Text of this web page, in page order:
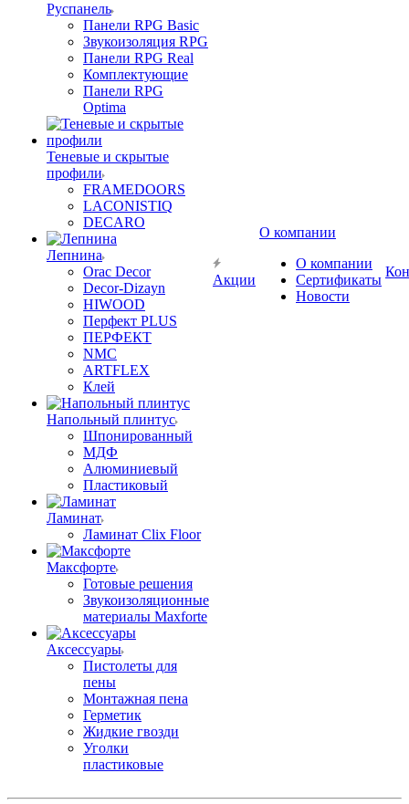
Руспанель
Панели RPG Basic
Звукоизоляция RPG
Панели RPG Real
Комплектующие
Панели RPG
Optima
Теневые и скрытые
профили
FRAMEDOORS
LACONISTIQ
DECARO
Лепнина
Orac Decor
Decor-Dizayn
HIWOOD
Перфект PLUS
ПЕРФЕКТ
NMC
ARTFLEX
Клей
Напольный плинтус
Шпонированный
МДФ
Алюминиевый
Пластиковый
Ламинат
Ламинат Clix Floor
Максфорте
Готовые решения
Звукоизоляционные
материалы Maxforte
Аксессуары
Пистолеты для
пены
Монтажная пена
Герметик
Жидкие гвозди
Уголки
пластиковые
Акции
О компании
О компании
Сертификаты
Новости